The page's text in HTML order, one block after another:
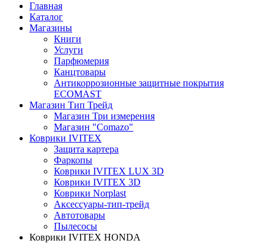
Главная
Каталог
Магазины
Книги
Услуги
Парфюмерия
Канцтовары
Антикоррозионные защитные покрытия
ECOMAST
Магазин Тип Трейд
Магазин Три измерения
Магазин "Comazo"
Коврики IVITEX
Защита картера
Фаркопы
Коврики IVITEX LUX 3D
Коврики IVITEX 3D
Коврики Norplast
Аксессуары-тип-трейд
Автотовары
Пылесосы
Коврики IVITEX HONDA